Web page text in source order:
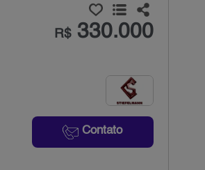
R$330.000
Contato